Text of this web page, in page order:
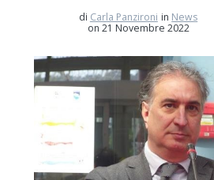
di Carla Panzironi in News
on 21 Novembre 2022